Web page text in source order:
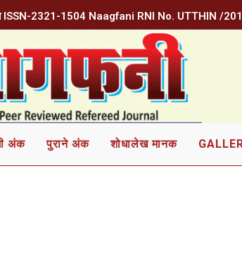
ISSN-2321-1504 Naagfani RNI No. UTTHIN /
अंक पुराने अंक शोधालेख मानक